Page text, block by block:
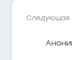
Следующая